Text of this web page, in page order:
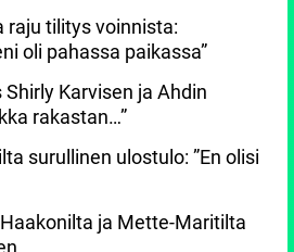
raju tilitys voinnista:
oli pahassa paikassa”
Karvisen ja Ahdin
rakastan…”
surullinen ulostulo: ”En olisi
ja Mette-Maritilta